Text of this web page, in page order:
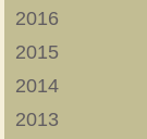
2016
2015
2014
2013